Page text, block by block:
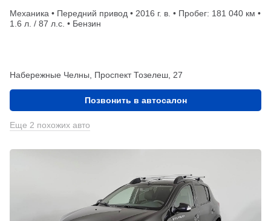
Механика • Передний привод • 2016 г. в. • Пробег: 181 040 км •
1.6 л. / 87 л.с. • Бензин
Набережные Челны, Проспект Тозелеш, 27
Позвонить в автосалон
Еще 2 похожих авто